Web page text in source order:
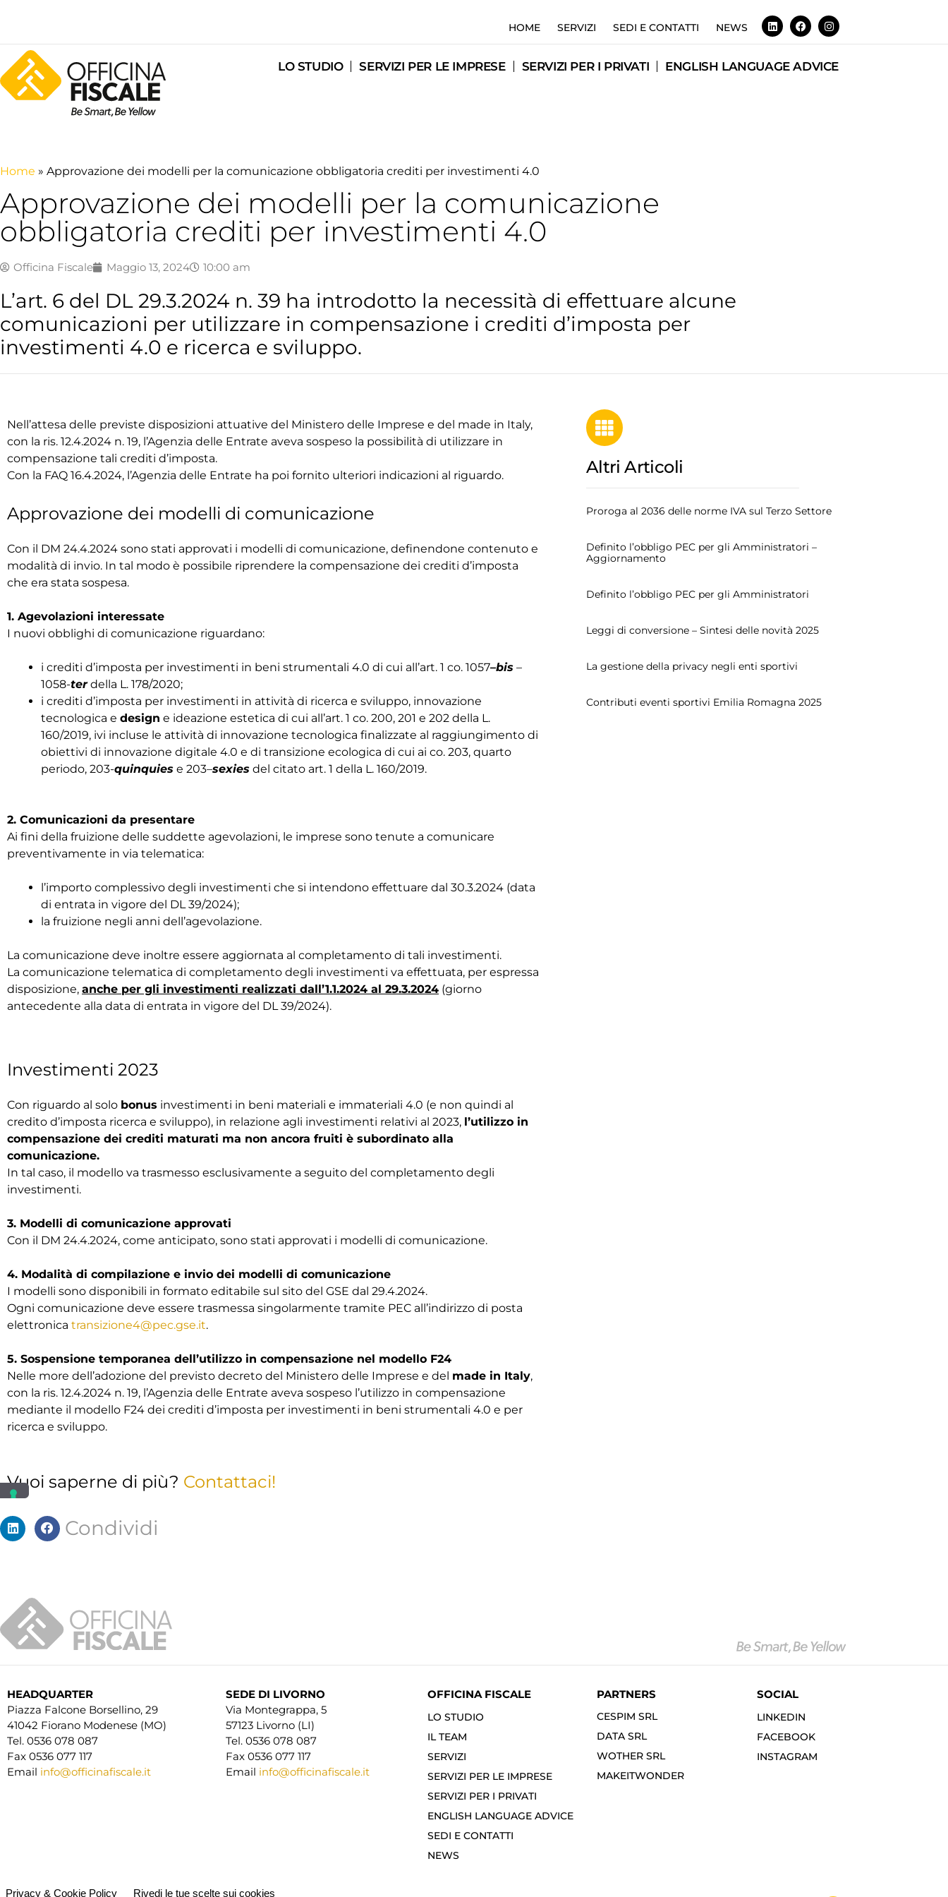
HOME SERVIZI SEDI E CONTATTI NEWS
LO STUDIO SERVIZI PER LE IMPRESE SERVIZI PER I PRIVATI ENGLISH LANGUAGE ADVICE
Home » Approvazione dei modelli per la comunicazione obbligatoria crediti per investimenti 4.0
Approvazione dei modelli per la comunicazione
obbligatoria crediti per investimenti 4.0
Officina Fiscale Maggio 13, 2024 10:00 am
L’art. 6 del DL 29.3.2024 n. 39 ha introdotto la necessità di effettuare alcune
comunicazioni per utilizzare in compensazione i crediti d’imposta per
investimenti 4.0 e ricerca e sviluppo.
Nell’attesa delle previste disposizioni attuative del Ministero delle Imprese e del made in Italy,
con la ris. 12.4.2024 n. 19, l’Agenzia delle Entrate aveva sospeso la possibilità di utilizzare in
compensazione tali crediti d’imposta.
Con la FAQ 16.4.2024, l’Agenzia delle Entrate ha poi fornito ulteriori indicazioni al riguardo.
Approvazione dei modelli di comunicazione
Con il DM 24.4.2024 sono stati approvati i modelli di comunicazione, definendone contenuto e
modalità di invio. In tal modo è possibile riprendere la compensazione dei crediti d’imposta
che era stata sospesa.
1. Agevolazioni interessate
I nuovi obblighi di comunicazione riguardano:
i crediti d’imposta per investimenti in beni strumentali 4.0 di cui all’art. 1 co. 1057–bis –
1058-terdella L. 178/2020;
i crediti d’imposta per investimenti in attività di ricerca e sviluppo, innovazione
tecnologica e design e ideazione estetica di cui all’art. 1 co. 200, 201 e 202 della L.
160/2019, ivi incluse le attività di innovazione tecnologica finalizzate al raggiungimento di
obiettivi di innovazione digitale 4.0 e di transizione ecologica di cui ai co. 203, quarto
periodo, 203-quinquies e 203–sexies del citato art. 1 della L. 160/2019.
2. Comunicazioni da presentare
Ai fini della fruizione delle suddette agevolazioni, le imprese sono tenute a comunicare
preventivamente in via telematica:
l’importo complessivo degli investimenti che si intendono effettuare dal 30.3.2024 (data
di entrata in vigore del DL 39/2024);
la fruizione negli anni dell’agevolazione.
La comunicazione deve inoltre essere aggiornata al completamento di tali investimenti.
La comunicazione telematica di completamento degli investimenti va effettuata, per espressa
disposizione, anche per gli investimenti realizzati dall’1.1.2024 al 29.3.2024 (giorno
antecedente alla data di entrata in vigore del DL 39/2024).
Investimenti 2023
Con riguardo al solo bonus investimenti in beni materiali e immateriali 4.0 (e non quindi al
credito d’imposta ricerca e sviluppo), in relazione agli investimenti relativi al 2023, l’utilizzo in
compensazione dei crediti maturati ma non ancora fruiti è subordinato alla
comunicazione.
In tal caso, il modello va trasmesso esclusivamente a seguito del completamento degli
investimenti.
3. Modelli di comunicazione approvati
Con il DM 24.4.2024, come anticipato, sono stati approvati i modelli di comunicazione.
4. Modalità di compilazione e invio dei modelli di comunicazione
I modelli sono disponibili in formato editabile sul sito del GSE dal 29.4.2024.
Ogni comunicazione deve essere trasmessa singolarmente tramite PEC all’indirizzo di posta
elettronica transizione4@pec.gse.it.
5. Sospensione temporanea dell’utilizzo in compensazione nel modello F24
Nelle more dell’adozione del previsto decreto del Ministero delle Imprese e del made in Italy,
con la ris. 12.4.2024 n. 19, l’Agenzia delle Entrate aveva sospeso l’utilizzo in compensazione
mediante il modello F24 dei crediti d’imposta per investimenti in beni strumentali 4.0 e per
ricerca e sviluppo.
Vuoi saperne di più? Contattaci!
Altri Articoli
Proroga al 2036 delle norme IVA sul Terzo Settore
Definito l’obbligo PEC per gli Amministratori –
Aggiornamento
Definito l’obbligo PEC per gli Amministratori
Leggi di conversione – Sintesi delle novità 2025
La gestione della privacy negli enti sportivi
Contributi eventi sportivi Emilia Romagna 2025
Condividi
HEADQUARTER
Piazza Falcone Borsellino, 29
41042 Fiorano Modenese (MO)
Tel. 0536 078 087
Fax 0536 077 117
Email info@officinafiscale.it
SEDE DI LIVORNO
Via Montegrappa, 5
57123 Livorno (LI)
Tel. 0536 078 087
Fax 0536 077 117
Email info@officinafiscale.it
OFFICINA FISCALE
LO STUDIO
IL TEAM
SERVIZI
SERVIZI PER LE IMPRESE
SERVIZI PER I PRIVATI
ENGLISH LANGUAGE ADVICE
SEDI E CONTATTI
NEWS
PARTNERS
CESPIM SRL
DATA SRL
WOTHER SRL
MAKEITWONDER
SOCIAL
LINKEDIN
FACEBOOK
INSTAGRAM
Privacy & Cookie Policy Rivedi le tue scelte sui cookies